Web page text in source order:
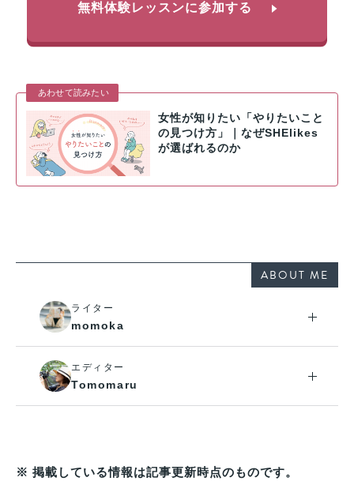
無料体験レッスンに参加する
あわせて読みたい
女性が知りたい「やりたいこと
の見つけ方」｜なぜSHElikes
が選ばれるのか
ABOUT ME
ライター
momoka
エディター
Tomomaru
※ 掲載している情報は記事更新時点のものです。